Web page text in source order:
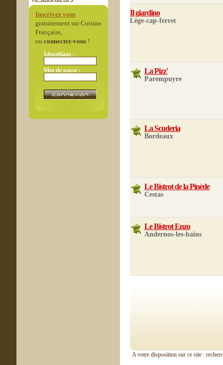
Inscrivez vous
gratuitement sur Cuisine
Française,
ou connectez-vous!
Identifiant :
Mot de passe :
Il giardino
Lège-cap-ferret
La Pizz'
Parempuyre
La Scuderia
Bordeaux
Le Bistrot de la Pinède
Cestas
Le Bistrot Enzo
Andernos-les-bains
A votre disposition sur ce site :